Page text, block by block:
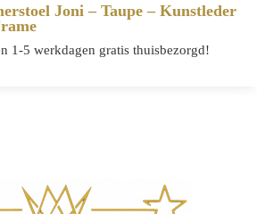
Joni – Taupe – Kunstleder
1-5 werkdagen gratis thuisbezorgd!